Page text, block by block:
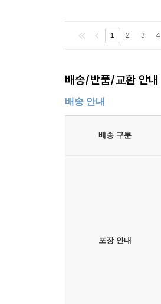
1 2 3 4
배송/반품/교환 안내
배송 안내
배송 구분
포장 안내